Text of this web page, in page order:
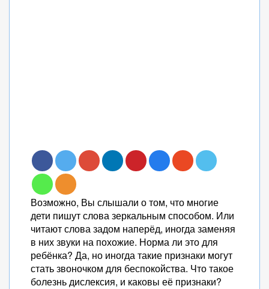
Возможно, Вы слышали о том, что многие
дети пишут слова зеркальным способом. Или
читают слова задом наперёд, иногда заменяя
в них звуки на похожие. Норма ли это для
ребёнка? Да, но иногда такие признаки могут
стать звоночком для беспокойства. Что такое
болезнь дислексия, и каковы её признаки?